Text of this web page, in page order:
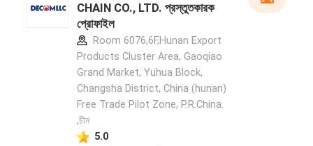
CHAIN CO., LTD. প্রস্তুতকারক
প্রোফাইল
Room 6076,6F,Hunan Export
Products Cluster Area, Gaoqiao
Grand Market, Yuhua Block,
Changsha District, China (hunan)
Free Trade Pilot Zone, P.R.China.
,চীন
5.0